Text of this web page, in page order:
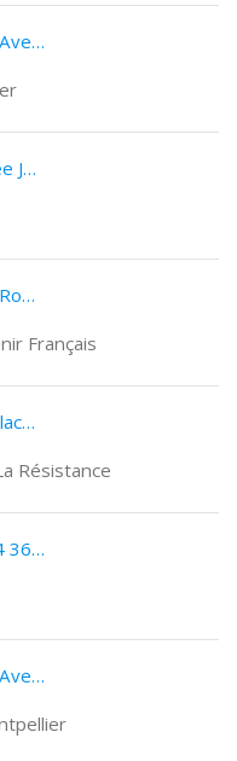
Crédit Agricole Montpellier 36 Avenue Jacques Cartier
Crédit Agricole Montpellier Allée Jules Milhau
Crédit Agricole Montpellier 45 Rond Point Du Souvenir Français
Français
Crédit Agricole Montpellier 9 Place des Martyrs de La Résistance
Résistance
Crédit Agricole Montpellier 354 362 Avenue de Fès
Crédit Agricole Montpellier 58 Avenue Marie de Montpellier